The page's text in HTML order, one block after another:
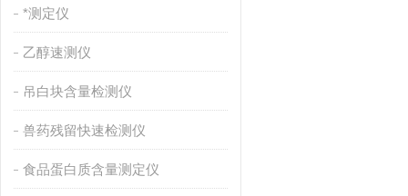
*测定仪
乙醇速测仪
吊白块含量检测仪
兽药残留快速检测仪
食品蛋白质含量测定仪